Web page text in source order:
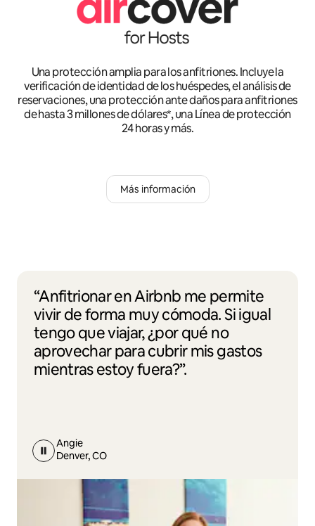
Una protección amplia para los anfitriones. Incluye la
verificación de identidad de los huéspedes, el análisis de
reservaciones, una protección ante daños para anfitriones
de hasta 3 millones de dólares*, una Línea de protección
24 horas y más.
Más información
“Anfitrionar en Airbnb me permite
vivir de forma muy cómoda. Si igual
tengo que viajar, ¿por qué no
aprovechar para cubrir mis gastos
mientras estoy fuera?”.
Angie
Denver, CO